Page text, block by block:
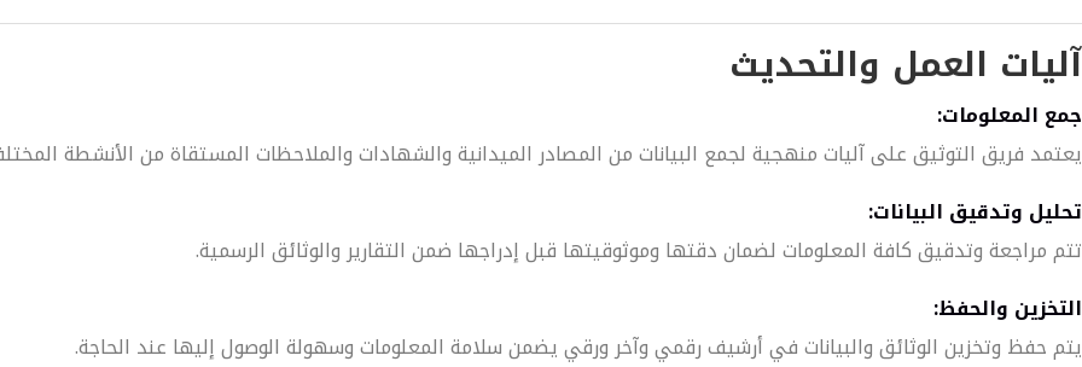
آليات العمل والتحديث
جمع المعلومات:
يعتمد فريق التوثيق على آليات منهجية لجمع البيانات من المصادر الميدانية والشهادات والملاحظات المستقاة من الأنشطة
تحليل وتدقيق البيانات:
تتم مراجعة وتدقيق كافة المعلومات لضمان دقتها وموثوقيتها قبل إدراجها ضمن التقارير والوثائق الرسمية.
التخزين والحفظ:
يتم حفظ وتخزين الوثائق والبيانات في أرشيف رقمي وآخر ورقي يضمن سلامة المعلومات وسهولة الوصول إليها عند الحاجة.